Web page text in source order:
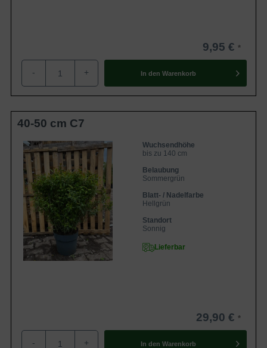
9,95 €
- + In den Warenkorb
40-50 cm C7
Wuchsendhöhe
bis zu 140 cm
Belaubung
Sommergrün
Blatt- / Nadelfarbe
Hellgrün
Standort
Sonnig
Lieferbar
29,90 €
- + In den Warenkorb